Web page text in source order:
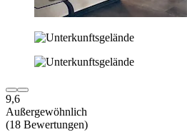
9,6
Außergewöhnlich
(18 Bewertungen)